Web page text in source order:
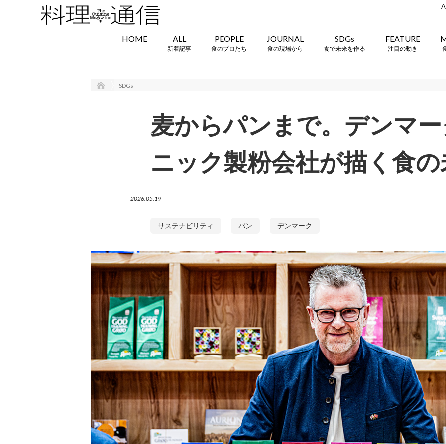
HOME ALL
新着記事
PEOPLE
食のプロたち
JOURNAL
食の現場から
SDGs
食で未来を作る
FEATURE
注目の動き
SDGs
麦からパンまで。デンマ
ニック製粉会社が描く食
2026.05.19
サステナビリティ パン デンマーク